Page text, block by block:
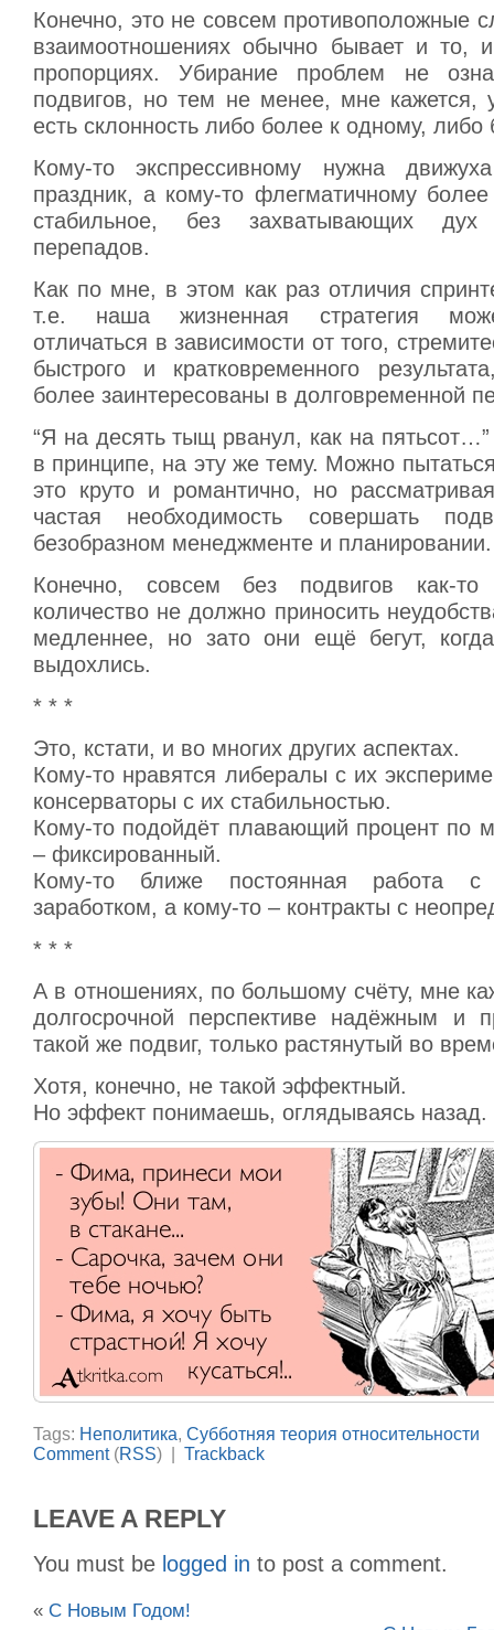
Конечно, это не совсем противоположные
взаимоотношениях обычно бывает и то,
пропорциях. Убирание проблем не
подвигов, но тем не менее, мне кажется,
есть склонность либо более к одному, либо
Кому-то экспрессивному нужна
праздник, а кому-то флегматичному более
стабильное, без захватывающих дух
перепадов.
Как по мне, в этом как раз отличия
т.е. наша жизненная стратегия
отличаться в зависимости от того,
быстрого и кратковременного
более заинтересованы в долговременной
“Я на десять тыщ рванул, как на
в принципе, на эту же тему. Можно
это круто и романтично, но
частая необходимость совершать
безобразном менеджменте и планировании.
Конечно, совсем без подвигов как-
количество не должно приносить
медленнее, но зато они ещё бегут,
выдохлись.
* * *
Это, кстати, и во многих других аспектах.
Кому-то нравятся либералы с их
консерваторы с их стабильностью.
Кому-то подойдёт плавающий процент по
– фиксированный.
Кому-то ближе постоянная работа с
заработком, а кому-то – контракты с
* * *
А в отношениях, по большому счёту, мне
долгосрочной перспективе надёжным и
такой же подвиг, только растянутый во
Хотя, конечно, не такой эффектный.
Но эффект понимаешь, оглядываясь назад.
Tags: Неполитика, Субботняя теория относительности
Comment(RSS) | Trackback
LEAVE A REPLY
You must be logged in to post a comment.
« С Новым Годом!